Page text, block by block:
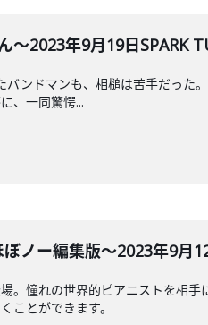
～2023年9月19日SPARK
バンドマンも、相槌は苦手だっ
、一同驚愕...
ノー編集版～2023年9月
。憧れの世界的ピアニストを相
ことができます。